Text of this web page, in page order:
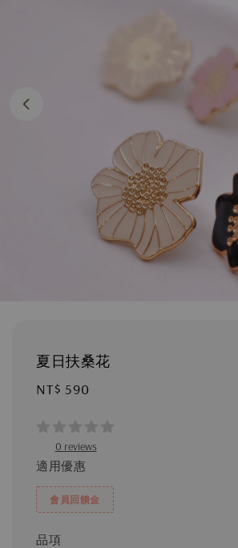
夏日扶桑花
Regular
NT$ 590
0 reviews
適用優惠
會員回饋金
品項